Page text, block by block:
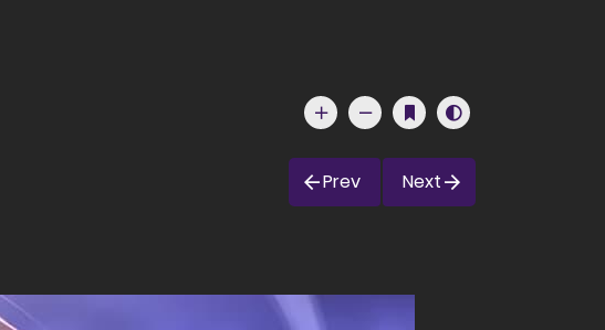
Prev Next